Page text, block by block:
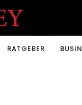
RATGEBER